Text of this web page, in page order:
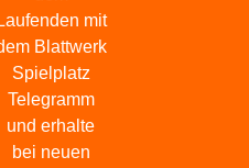
Laufenden mit
Blattwerk
Spielplatz
Telegramm
und erhalte
bei neuen